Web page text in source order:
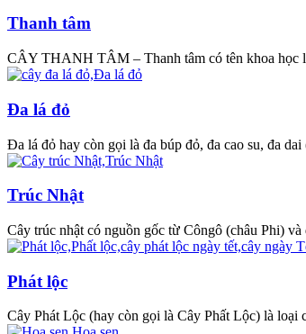
Thanh tâm
CÂY THANH TÂM – Thanh tâm có tên khoa học
Đa lá đỏ
Đa lá đỏ hay còn gọi là đa búp đỏ, đa cao su, đa
Trúc Nhật
Cây trúc nhật có nguồn gốc từ Côngô (châu Phi)
Phát lộc
Cây Phát Lộc (hay còn gọi là Cây Phất Lộc) là loại